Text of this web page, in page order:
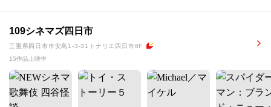
109シネマズ四日市
三重県四日市市安島1-3-31トナリエ四日市6F
15作品上映中